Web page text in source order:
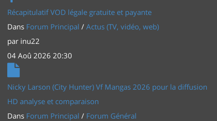
Récapitulatif VOD légale gratuite et payante
Dans Forum Principal / Actus (TV, vidéo, web)
par inu22
04 Aoû 2026 20:30
Nicky Larson (City Hunter) Vf Mangas 2026 pour la diffusion
HD analyse et comparaison
Dans Forum Principal / Forum Général